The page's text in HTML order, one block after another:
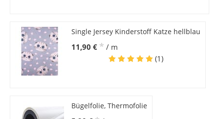
Single Jersey Kinderstoff Katze hellblau
11,90 € * / m
(1)
Bügelfolie, Thermofolie